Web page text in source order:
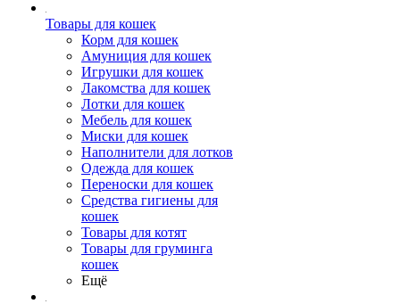
Товары для кошек
Корм для кошек
Амуниция для кошек
Игрушки для кошек
Лакомства для кошек
Лотки для кошек
Мебель для кошек
Миски для кошек
Наполнители для лотков
Одежда для кошек
Переноски для кошек
Средства гигиены для
кошек
Товары для котят
Товары для груминга
кошек
Ещё